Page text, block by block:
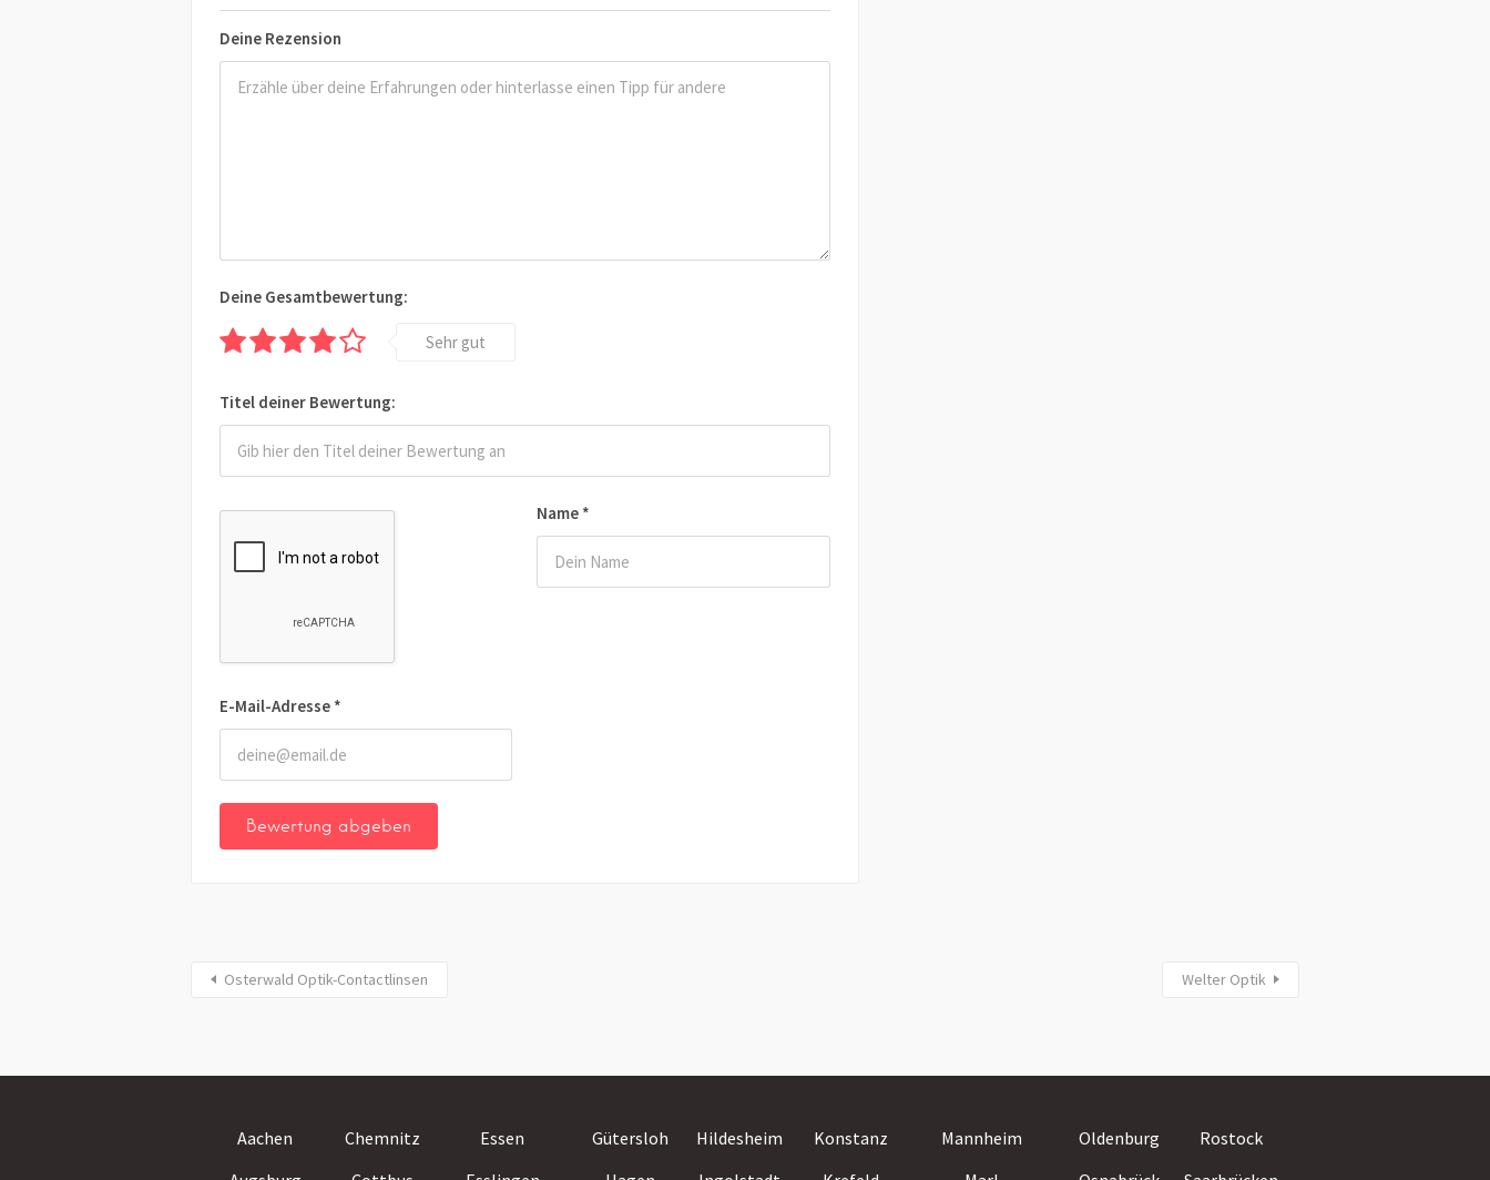
Deine Rezension
Name *
E-Mail-Adresse *
Deine Gesamtbewertung:
Sehr gut
Titel deiner Bewertung:
Osterwald Optik-Contactlinsen Welter Optik
Aachen Chemnitz Essen Gütersloh Hildesheim Konstanz Mannheim Oldenburg Rostock